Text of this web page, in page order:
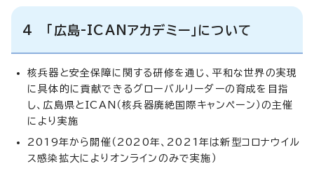
4 「広島-ICANアカデミー」について
核兵器と安全保障に関する研修を通じ、平和な世界の実現
に具体的に貢献できるグローバルリーダーの育成を目指
し、広島県とICAN（核兵器廃絶国際キャンペーン）の主催
により実施
2019年から開催（2020年、2021年は新型コロナウイル
ス感染拡大によりオンラインのみで実施）